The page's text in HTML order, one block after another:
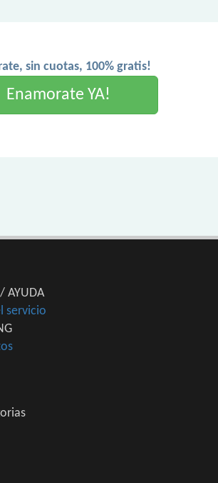
sin cuotas, 100% gratis!
Enamorate YA!
AYUDA
servicio